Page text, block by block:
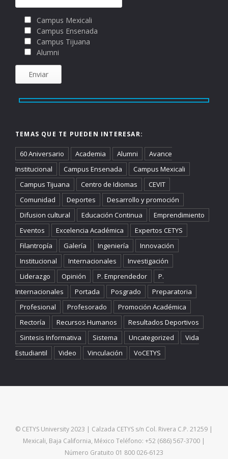
Campus Mexicali
Campus Ensenada
Campus Tijuana
Alumni
TEMAS QUE TE PUEDEN INTERESAR:
60 Aniversario Academia Alumni
Avance
Institucional
Campus Ensenada
Campus Mexicali
Campus Tijuana
Centro de Idiomas
CEVIT
Comunidad
Deportes
Desarrollo y promoción
Difusion cultural
Educación Continua
Emprendimiento
Eventos
Excelencia Académica
Expertos CETYS
Filantropía
Galería Ingeniería
Innovación
Institucional
Internacionales
Investigación
Liderazgo
Opinión P. Emprendedor
P.
Internacionales
Portada Posgrado
Preparatoria
Profesional
Profesorado
Promoción Académica
Rectoría
Recursos Humanos
Resultados Deportivos
Sintesis Informativa
Sistema Uncategorized
Vida
Estudiantil
Video Vinculación VoCETYS
© CETYS University 2023 | Calzada CETYS s/n Col. Rivera C.P. 21259 |
Mexicali, Baja California, México Teléfono: +52 (686) 567-3700 |
Número Gratuito 01 800 026-6123